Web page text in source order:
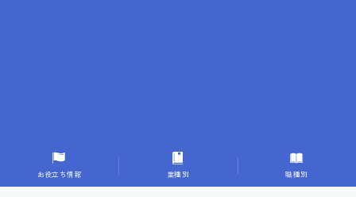
9.転職成功者の事例分析とアドバイス
お役立ち情報 業種別 職種別